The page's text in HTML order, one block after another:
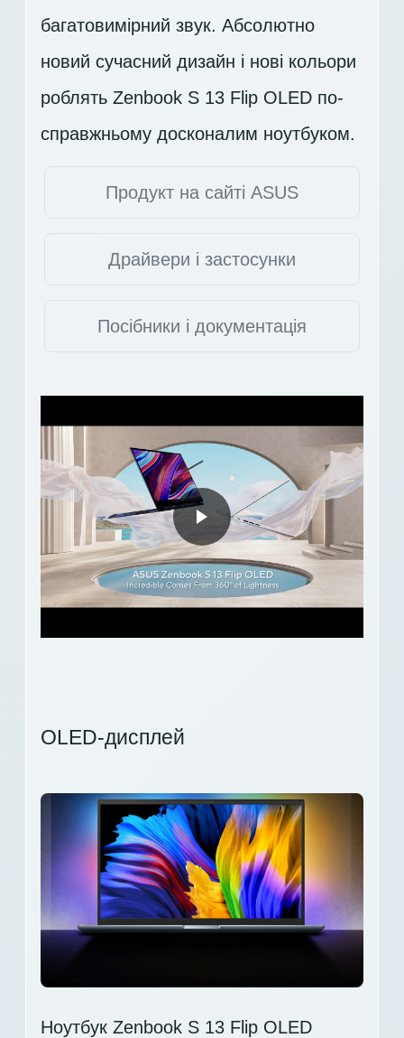
багатовимірний звук. Абсолютно
новий сучасний дизайн і нові кольори
роблять Zenbook S 13 Flip OLED по-
справжньому досконалим ноутбуком.
Продукт на сайті ASUS
Драйвери і застосунки
Посібники і документація
OLED-дисплей
Ноутбук Zenbook S 13 Flip OLED